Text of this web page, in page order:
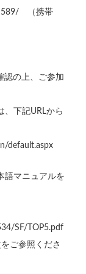
（携帯
認の上、ご参加
下記URLから
default.aspx
語マニュアルを
SF/TOP5.pdf
ご参照くださ